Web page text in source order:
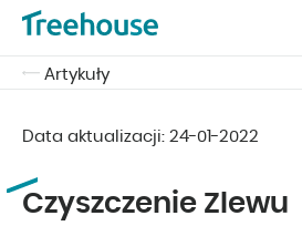
Artykuły
Data aktualizacji: 24-01-2022
Czyszczenie Zlewu